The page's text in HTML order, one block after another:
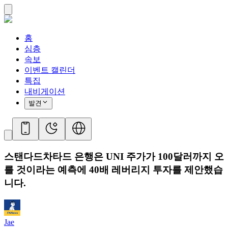
홈
심층
속보
이벤트 캘린더
특집
내비게이션
발견
스탠다드차타드 은행은 UNI 주가가 100달러까지 오
를 것이라는 예측에 40배 레버리지 투자를 제안했습
니다.
Jae